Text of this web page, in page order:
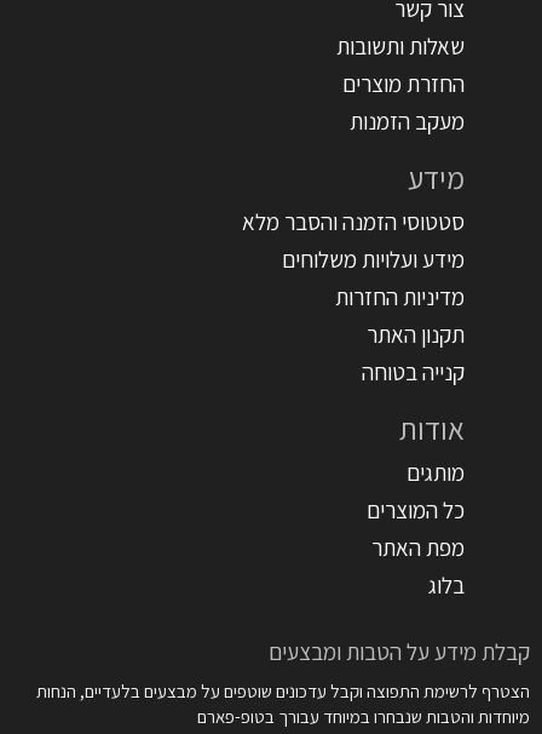
צור קשר
שאלות ותשובות
החזרת מוצרים
מעקב הזמנות
מידע
סטטוסי הזמנה והסבר מלא
מידע ועלויות משלוחים
מדיניות החזרות
תקנון האתר
קנייה בטוחה
אודות
מותגים
כל המוצרים
מפת האתר
בלוג
קבלת מידע על הטבות ומבצעים
הצטרף לרשימת התפוצה וקבל עדכונים שוטפים על מבצעים בלעדיים, הנחות
מיוחדות והטבות שנבחרו במיוחד עבורך בטופ-פארם